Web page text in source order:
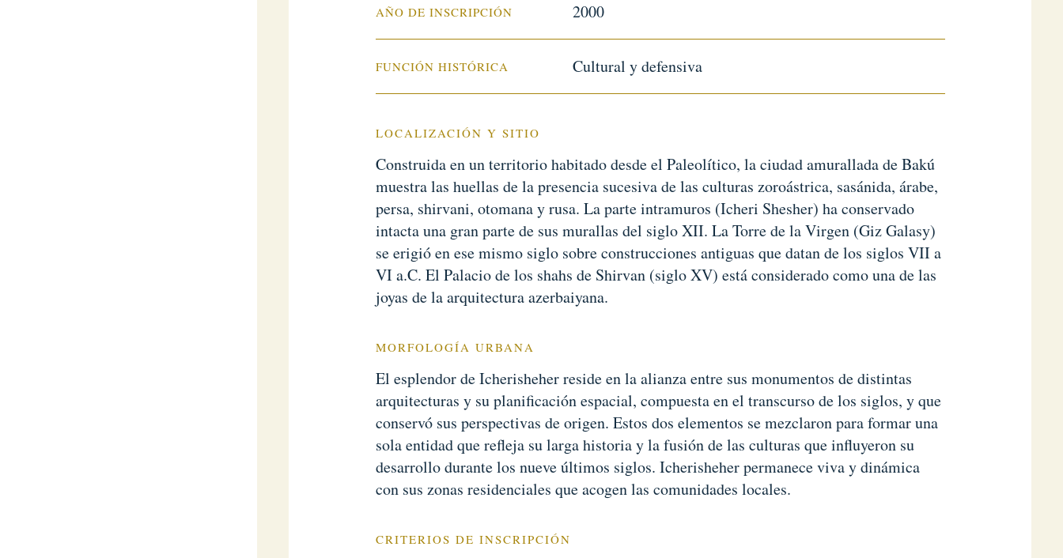
AÑO DE INSCRIPCIÓN 2000
FUNCIÓN HISTÓRICA Cultural y defensiva
LOCALIZACIÓN Y SITIO
Construida en un territorio habitado desde el Paleolítico, la ciudad amurallada de Bakú
muestra las huellas de la presencia sucesiva de las culturas zoroástrica, sasánida, árabe,
persa, shirvani, otomana y rusa. La parte intramuros (Icheri Shesher) ha conservado
intacta una gran parte de sus murallas del siglo XII. La Torre de la Virgen (Giz Galasy)
se erigió en ese mismo siglo sobre construcciones antiguas que datan de los siglos VII a
VI a.C. El Palacio de los shahs de Shirvan (siglo XV) está considerado como una de las
joyas de la arquitectura azerbaiyana.
MORFOLOGÍA URBANA
El esplendor de Icherisheher reside en la alianza entre sus monumentos de distintas
arquitecturas y su planificación espacial, compuesta en el transcurso de los siglos, y que
conservó sus perspectivas de origen. Estos dos elementos se mezclaron para formar una
sola entidad que refleja su larga historia y la fusión de las culturas que influyeron su
desarrollo durante los nueve últimos siglos. Icherisheher permanece viva y dinámica
con sus zonas residenciales que acogen las comunidades locales.
CRITERIOS DE INSCRIPCIÓN